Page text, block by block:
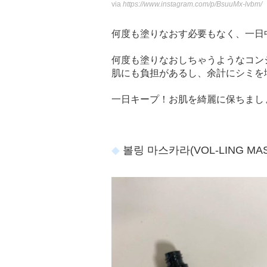
via https://www.instagram.com/p/BsuuMx-lvbm/
何度も塗りなおす必要もなく、一
何度も塗りなおしちゃうようなコン
肌にも負担があるし、余計にシミ
一日キープ！お肌を綺麗に保ちまし
볼링 마스카라(VOL-LING